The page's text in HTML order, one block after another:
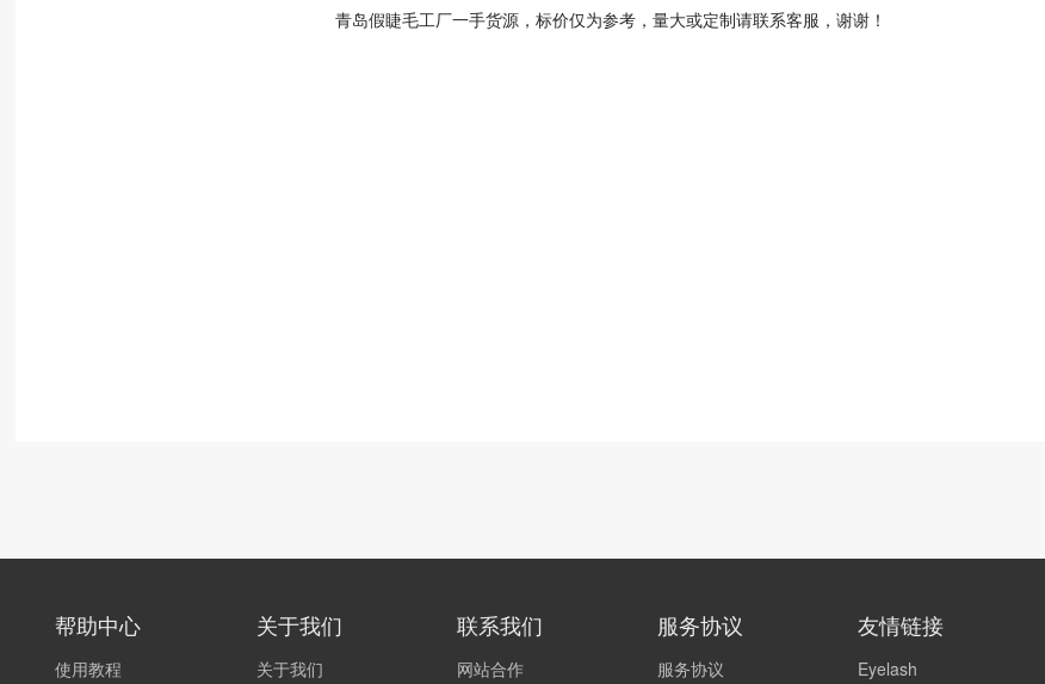
青岛假睫毛工厂一手货源，标价仅为参考，量大或定制请联系客服，谢谢！
帮助中心
使用教程
关于我们
关于我们
联系我们
网站合作
服务协议
服务协议
友情链接
Eyelash